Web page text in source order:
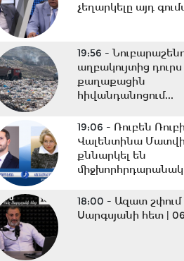
չեղարկելը այդ
19:56 -
աղբակույտից
քաղաքացին
հիվանդանոցում...
19:06 - Ռուբեն
Վալենտինա
քննարկել են
18:00 - Ազատ շփում
Սարգսյանի հետ |